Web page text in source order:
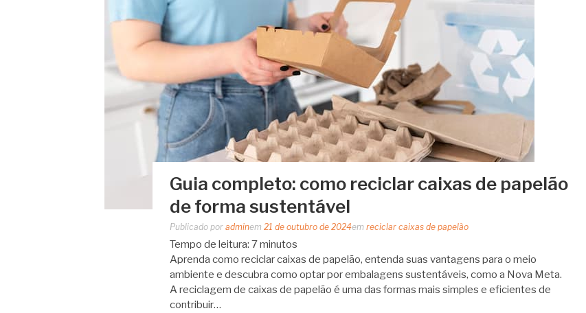
Guia completo: como reciclar caixas de papelão
de forma sustentável
Publicado por adminem 21 de outubro de 2024em reciclar caixas de papelão
Tempo de leitura: 7minutos
Aprenda como reciclar caixas de papelão, entenda suas vantagens para o meio
ambiente e descubra como optar por embalagens sustentáveis, como a Nova Meta.
A reciclagem de caixas de papelão é uma das formas mais simples e eficientes de
contribuir…